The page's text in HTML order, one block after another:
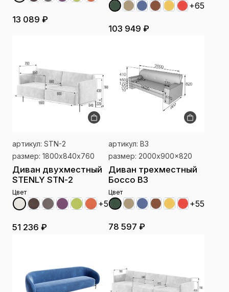
13 089 ₽
+65
103 949 ₽
артикул: STN-2
размер: 1800х840х760
Диван двухместный
STENLY STN-2
Цвет
+5
51 236 ₽
артикул: B3
размер: 2000x900x820
Диван трехместный
Боссо B3
Цвет
+55
78 597 ₽